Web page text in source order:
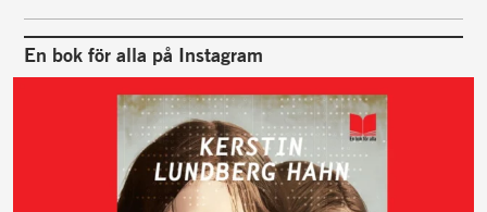
En bok för alla på Instagram